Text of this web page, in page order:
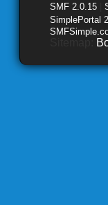
SMF 2.0.15
SimplePortal